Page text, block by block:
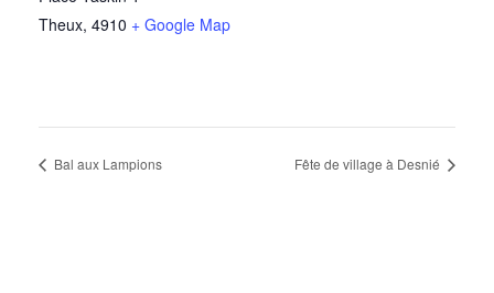
Theux, 4910 + Google Map
Bal aux Lampions Fête de village à Desnié